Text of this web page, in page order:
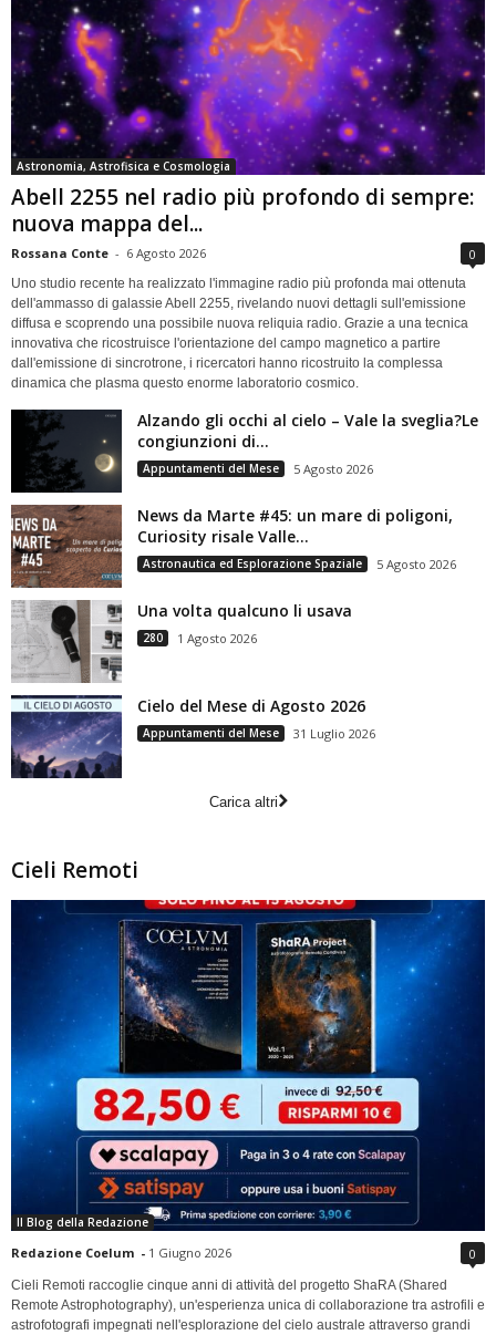
Astronomia, Astrofisica e Cosmologia
Abell 2255 nel radio più profondo di sempre:
nuova mappa del...
Rossana Conte - 6 Agosto 2026 0
Uno studio recente ha realizzato l'immagine radio più profonda mai ottenuta
dell'ammasso di galassie Abell 2255, rivelando nuovi dettagli sull'emissione
diffusa e scoprendo una possibile nuova reliquia radio. Grazie a una tecnica
innovativa che ricostruisce l'orientazione del campo magnetico a partire
dall'emissione di sincrotrone, i ricercatori hanno ricostruito la complessa
dinamica che plasma questo enorme laboratorio cosmico.
Alzando gli occhi al cielo – Vale la sveglia?Le
congiunzioni di...
Appuntamenti del Mese 5 Agosto 2026
News da Marte #45: un mare di poligoni,
Curiosity risale Valle...
Astronautica ed Esplorazione Spaziale 5 Agosto 2026
Una volta qualcuno li usava
280 1 Agosto 2026
Cielo del Mese di Agosto 2026
Appuntamenti del Mese 31 Luglio 2026
Carica altri
Cieli Remoti
Il Blog della Redazione
Redazione Coelum - 1 Giugno 2026 0
Cieli Remoti raccoglie cinque anni di attività del progetto ShaRA (Shared
Remote Astrophotography), un'esperienza unica di collaborazione tra astrofili e
astrofotografi impegnati nell'esplorazione del cielo australe attraverso grandi